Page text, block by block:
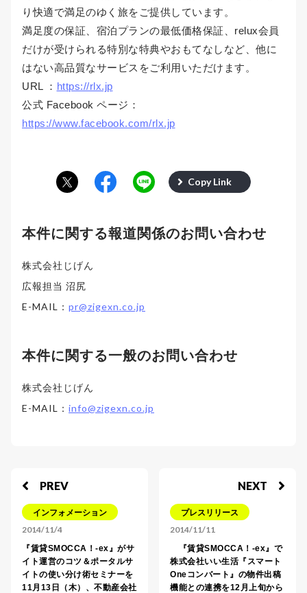
り快適で満足のゆく旅をご提供しています。
満足度の保証、宿泊プランの最低価格保証、relux会員
だけが受けられる特別な特典やおもてなしなど、他に
はない高品質なサービスをご利用いただけます。
URL ： https://rlx.jp
公式 Facebook ページ：
https://www.facebook.com/rlx.jp
Copy Link
本件に関する報道関係のお問い合わせ
株式会社じげん
広報担当 沼尻
E-MAIL： pr@zigexn.co.jp
本件に関する一般のお問い合わせ
株式会社じげん
E-MAIL： info@zigexn.co.jp
PREV
インフォメーション
2014/11/4
『賃貸SMOCCA！-ex』がサ
イト運営のコツ＆ポータルサ
イトの使い分け術セミナーを
11月13日（木）、不動産会社
NEXT
プレスリリース
2014/11/11
『賃貸SMOCCA！-ex』で
株式会社いい生活『スマート
Oneコンバート』の物件出稿
機能との連携を12月上旬から